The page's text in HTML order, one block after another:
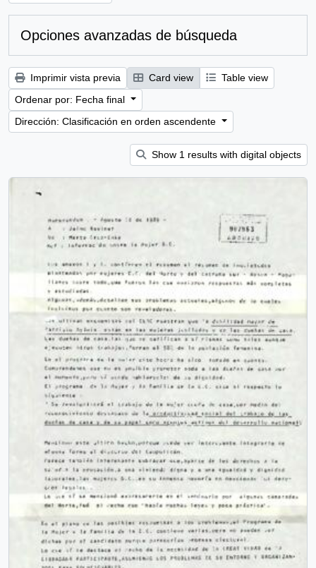
Opciones avanzadas de búsqueda
Imprimir vista previa Card view
Table view
Ordenar por: Fecha final
Dirección: Clasificación en orden ascendente
Show 1 results with digital objects